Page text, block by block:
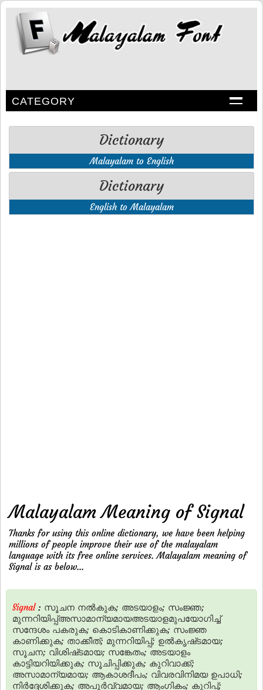
CATEGORY
Dictionary
Malayalam to English
Dictionary
English to Malayalam
Malayalam Meaning of Signal
Thanks for using this online dictionary, we have been helping
millions of people improve their use of the malayalam
language with its free online services. Malayalam meaning of
Signal is as below...
Signal: സൂചന നല്‍കുക; അടയാളം; സംജ്ഞ;
മുന്നറിയിപ്പ്അസാമാന്യമായഅടയാളമുപയോഗിച്ച്
സന്ദേശം പകരുക; കൊടികാണിക്കുക; സംജ്ഞ
കാണിക്കുക; താക്കീത്‌; മുന്നറിയിപ്പ്‌; ഉല്‍കൃഷ്‌ടമായ;
സൂചന; വിശിഷ്‌ടമായ; സങ്കേതം; അടയാളം
കാട്ടിയറിയിക്കുക; സൂചിപ്പിക്കുക; കുറിവാക്ക്‌;
അസാമാന്യമായ; ആകാശദീപം; വിവരവിനിമയ ഉപാധി;
നിര്‍ദ്ദേശിക്കുക; അപൂര്‍വ്വമായ; ആംഗികം; കുറിപ്പ്‌;